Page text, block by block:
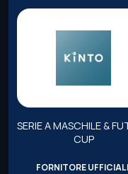
SERIE A MASCHILE &
CUP
FORNITORE